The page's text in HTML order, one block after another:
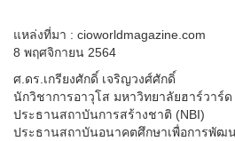
แหล่งที่มา : cioworldmagazine.com
8 พฤศจิกายน 2564
ศ.ดร.เกรียงศักดิ์ เจริญวงศ์ศักดิ์
นักวิชาการอาวุโส มหาวิทยาลัยฮาร์วาร์ด
ประธานสถาบันการสร้างชาติ (NBI)
ประธานสถาบันอนาคตศึกษาเพื่อการพัฒ